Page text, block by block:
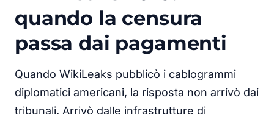
quando la censura
passa dai pagamenti
Quando WikiLeaks pubblicò i cablogrammi
diplomatici americani, la risposta non arrivò dai
tribunali. Arrivò dalle infrastrutture di